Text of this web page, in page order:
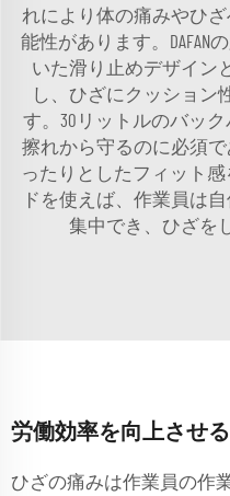
れにより体の痛みやひ
能性があります。
いた滑り止めデザイン
し、ひざにクッション
す。30リットルのバッ
擦れから守るのに必須
ったりとしたフィット感
ドを使えば、作業員は
集中でき、ひざを
労働効率を向上させる
ひざの痛みは作業員の作